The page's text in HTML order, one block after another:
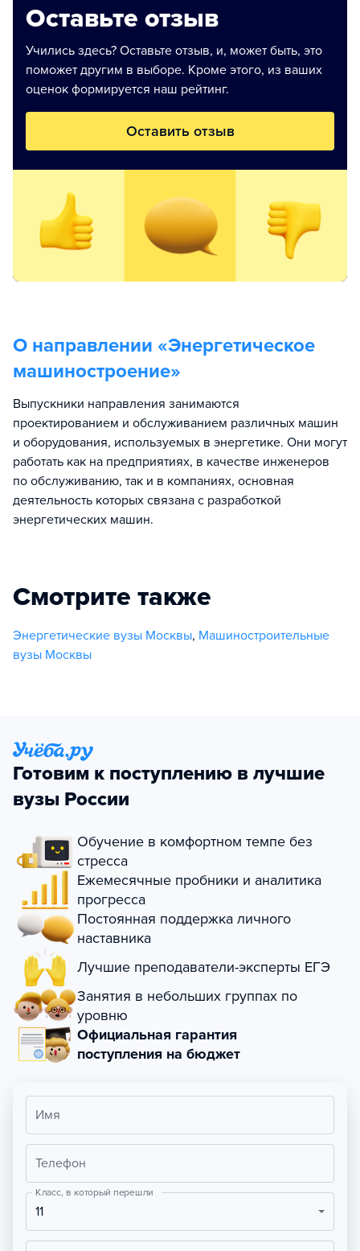
Оставьте отзыв
Учились здесь? Оставьте отзыв, и, может быть, это
поможет другим в выборе. Кроме этого, из ваших
оценок формируется наш рейтинг.
Оставить отзыв
О направлении «Энергетическое
машиностроение»
Выпускники направления занимаются
проектированием и обслуживанием различных машин
и оборудования, используемых в энергетике. Они могут
работать как на предприятиях, в качестве инженеров
по обслуживанию, так и в компаниях, основная
деятельность которых связана с разработкой
энергетических машин.
Смотрите также
Энергетические вузы Москвы, Машиностроительные
вузы Москвы
Готовим к поступлению в лучшие
вузы России
Обучение в комфортном темпе без
стресса
Ежемесячные пробники и аналитика
прогресса
Постоянная поддержка личного
наставника
Лучшие преподаватели-эксперты ЕГЭ
Занятия в небольших группах по
уровню
Официальная гарантия
поступления на бюджет
Имя
Телефон
Класс, в который перешли
11